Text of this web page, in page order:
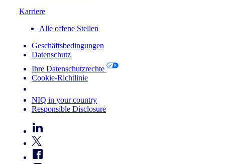
Karriere
Alle offene Stellen
Geschäftsbedingungen
Datenschutz
Ihre Datenschutzrechte
Cookie-Richtlinie
NIQ in your country
Responsible Disclosure